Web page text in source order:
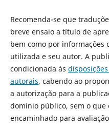
Recomenda-se que
breve ensaio a título de
bem como por informações
utilizada e seu autor. A
condicionada às
autorais, cabendo ao
a autorização para a
domínio público, sem o que
encaminhado para